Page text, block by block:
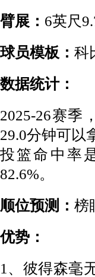
臂展： 6英尺
球员模板： 科
数据统计：
2025-26赛季
29.0分钟可以
投篮命中率
82.6%。
顺位预测： 榜
优势：
1、彼得森毫